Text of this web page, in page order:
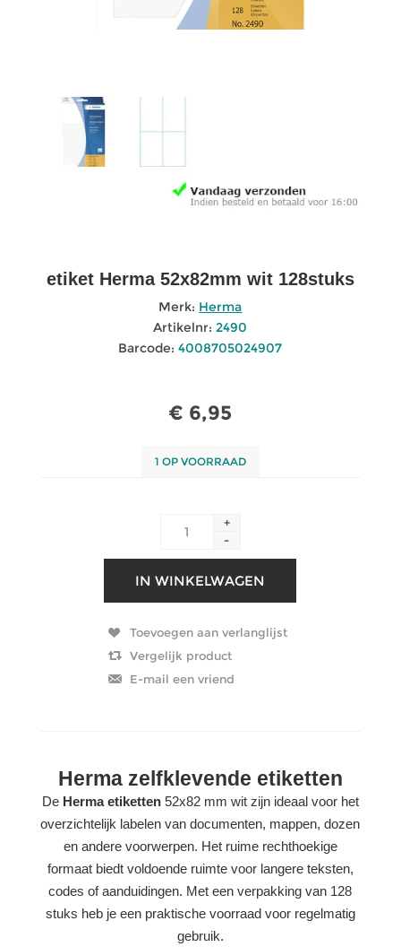
etiket Herma 52x82mm wit 128stuks
Merk: Herma
Artikelnr: 2490
Barcode: 4008705024907
€ 6,95
1 OP VOORRAAD
+
-
Herma zelfklevende etiketten
De Herma etiketten52x82 mm wit zijn ideaal voor het
overzichtelijk labelen van documenten, mappen, dozen
en andere voorwerpen. Het ruime rechthoekige
formaat biedt voldoende ruimte voor langere teksten,
codes of aanduidingen. Met een verpakking van 128
stuks heb je een praktische voorraad voor regelmatig
gebruik.